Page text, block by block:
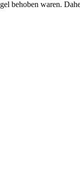
behoben waren.